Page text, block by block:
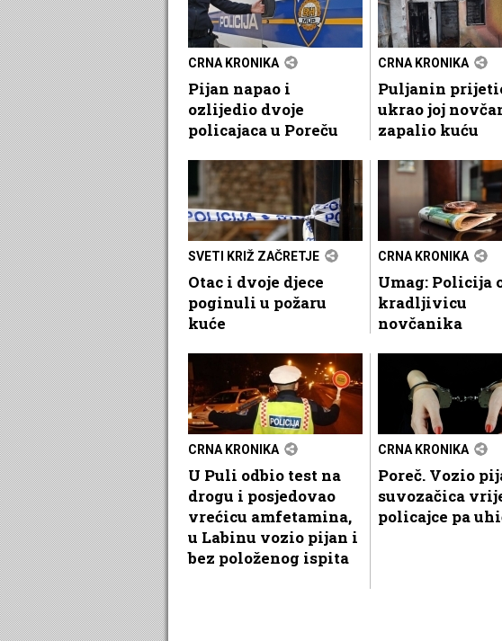
CRNA KRONIKA
Pijan napao i
ozlijedio dvoje
policajaca u Poreču
CRNA KRONIKA
Puljanin
ukrao joj
zapalio kuću
SVETI KRIŽ ZAČRETJE
Otac i dvoje djece
poginuli u požaru
kuće
CRNA KRONIKA
Umag: Policija
kradljivicu
novčanika
CRNA KRONIKA
U Puli odbio test na
drogu i posjedovao
vrećicu amfetamina,
u Labinu vozio pijan i
bez položenog ispita
CRNA KRONIKA
Poreč. Vozio
suvozačica
policajce pa